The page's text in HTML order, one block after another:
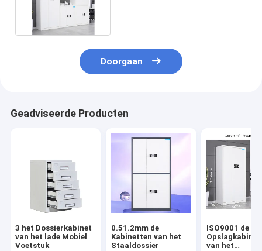
Doorgaan
Geadviseerde Producten
3 het Dossierkabinet
van het lade Mobiel
Voetstuk
0.51.2mm de
Kabinetten van het
Staaldossier
ISO9001 de
van het